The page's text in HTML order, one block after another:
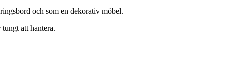
och som en dekorativ möbel.
att hantera.